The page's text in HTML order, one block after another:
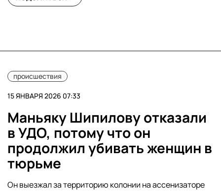
происшествия
15 ЯНВАРЯ 2026 07:33
Маньяку Шипилову отказали
в УДО, потому что он
продолжил убивать женщин в
тюрьме
Он выезжал за территорию колонии на ассенизаторе